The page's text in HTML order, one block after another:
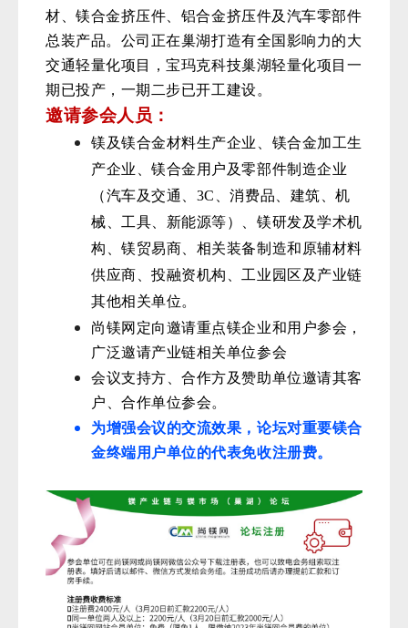
材、镁合金挤压件、铝合金挤压件及汽车零部件
总装产品。公司正在巢湖打造有全国影响力的大
交通轻量化项目，宝玛克科技巢湖轻量化项目一
期已投产，一期二步已开工建设。
邀请参会人员：
镁及镁合金材料生产企业、镁合金加工生
产企业、镁合金用户及零部件制造企业
（汽车及交通、3C、消费品、建筑、机
械、工具、新能源等）、镁研发及学术机
构、镁贸易商、相关装备制造和原辅材料
供应商、投融资机构、工业园区及产业链
其他相关单位。
尚镁网定向邀请重点镁企业和用户参会，
广泛邀请产业链相关单位参会
会议支持方、合作方及赞助单位邀请其客
户、合作单位参会。
为增强会议的交流效果，论坛对重要镁合
金终端用户单位的代表免收注册费。